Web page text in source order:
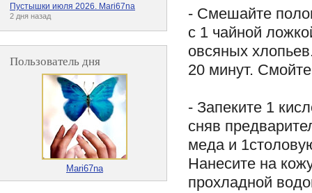
- Смешайте
с 1 чайной
овсяных
20 минут.
- Запеките 1
сняв
меда и
Нанесите на
прохладной
Пустышки июля 2026. Mari67na
2 дня назад
Пользователь дня
Mari67na